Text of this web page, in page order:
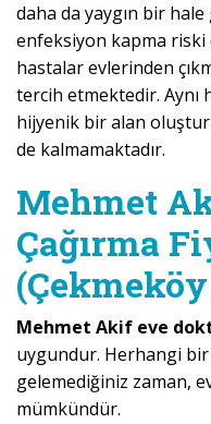
daha da yaygın bir
enfeksiyon kapma riski
hastalar evlerinden
tercih etmektedir. Aynı
hijyenik bir alan
de kalmamaktadır.
Mehmet
Çağırma
Mehmet Akif eve
uygundur. Herhangi
gelemediğiniz zaman,
mümkündür.